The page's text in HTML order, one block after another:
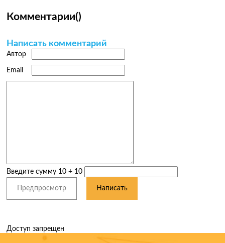
Комментарии()
Написать комментарий
Автор
Email
Введите сумму 10 + 10
Доступ запрещен